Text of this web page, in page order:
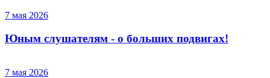
7 мая 2026
Юным слушателям - о больших подвигах!
7 мая 2026